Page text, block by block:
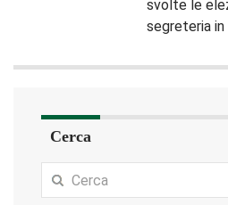
svolte le
segreteria
Cerca